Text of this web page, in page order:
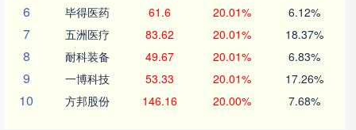
6 毕得医药 61.6 20.01% 6.12%
7 五洲医疗 83.62 20.01% 18.37%
8 耐科装备 49.67 20.01% 6.83%
9 一博科技 53.33 20.01% 17.26%
10 方邦股份 146.16 20.00% 7.68%